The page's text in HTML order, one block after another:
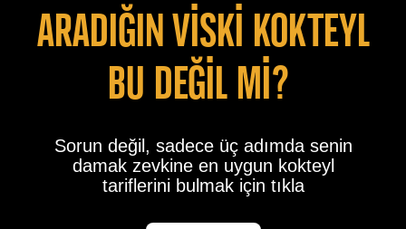
Aradiğin vİskİ kokteyl
bu değİl mİ?
Sorun değil, sadece üç adımda senin
damak zevkine en uygun kokteyl
tariflerini bulmak için tıkla